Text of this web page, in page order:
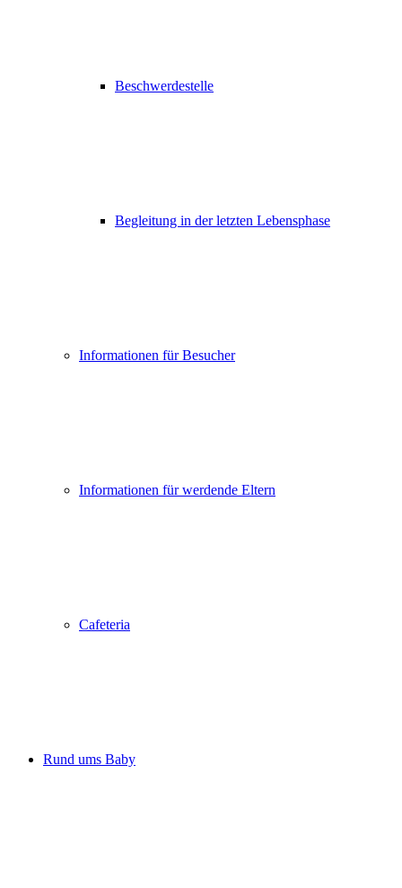
Beschwerdestelle
Begleitung in der letzten Lebensphase
Informationen für Besucher
Informationen für werdende Eltern
Cafeteria
Rund ums Baby